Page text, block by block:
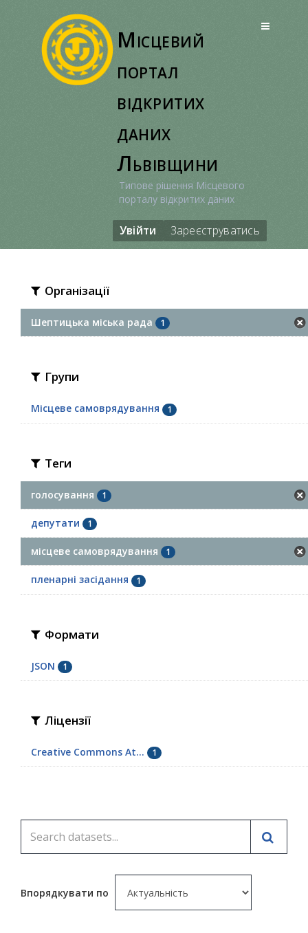
Місцевий
портал
відкритих
даних
Львівщини
Типове рішення Місцевого
порталу відкритих даних
Увійти Зареєструватись
Організації
Шептицька міська рада 1
Групи
Місцеве самоврядування 1
Теги
голосування 1
депутати 1
місцеве самоврядування 1
пленарні засідання 1
Формати
JSON 1
Ліцензії
Creative Commons At... 1
Впорядкувати по